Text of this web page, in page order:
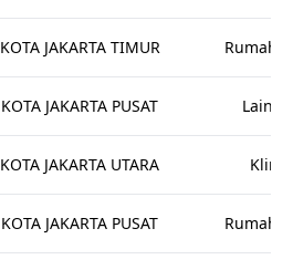
KOTA JAKARTA TIMUR Rumah
KOTA JAKARTA PUSAT
KOTA JAKARTA UTARA Klinik
KOTA JAKARTA PUSAT Rumah